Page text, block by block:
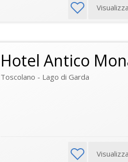
Hotel Antico
Toscolano - Lago di Garda